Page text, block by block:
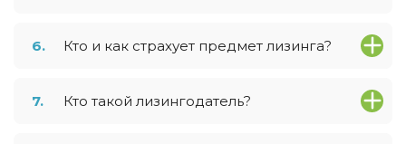
6. Кто и как страхует предмет лизинга?
7. Кто такой лизингодатель?